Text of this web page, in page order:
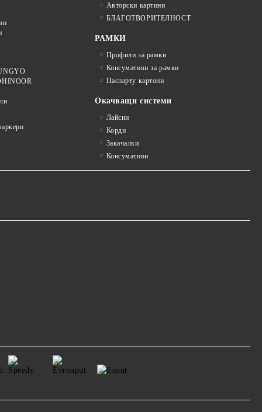
Авторски картини
БЛАГОТВОРИТЕЛНОСТ
РАМКИ
Профили за рамки
Консумативи за рамки
Паспарту картони
Окачващи системи
Лайсни
Корди
Закачалки
Консумативи